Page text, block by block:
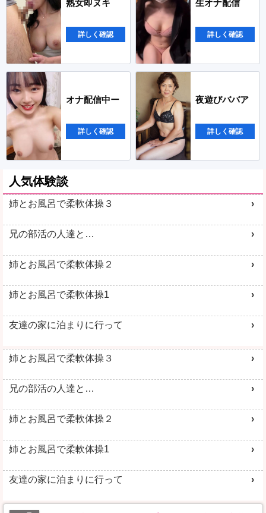
熟女即ヌキ
詳しく確認
生オナ配信
詳しく確認
オナ配信中ー
詳しく確認
夜遊びババア
詳しく確認
人気体験談
姉とお風呂で柔軟体操３
兄の部活の人達と…
姉とお風呂で柔軟体操２
姉とお風呂で柔軟体操1
友達の家に泊まりに行って
姉とお風呂で柔軟体操３
兄の部活の人達と…
姉とお風呂で柔軟体操２
姉とお風呂で柔軟体操1
友達の家に泊まりに行って